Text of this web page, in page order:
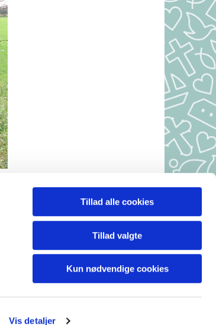
Vis detaljer
Tillad alle cookies
Tillad valgte
Kun nødvendige cookies